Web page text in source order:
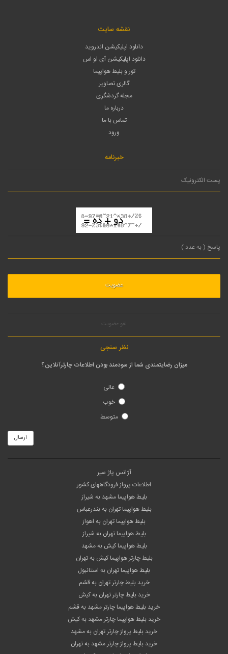
نقشه سایت
دانلود اپلیکیشن اندروید
دانلود اپلیکیشن آی او اس
تور و بلیط هواپیما
گالری تصاویر
مجله گردشگری
درباره ما
تماس با ما
ورود
خبرنامه
لغو عضویت
نظر سنجی
میزان رضایتمندی شما از سودمند بودن اطلاعات چارترآنلاین؟
عالی
خوب
متوسط
ارسال
آژانس پاژ سیر
اطلاعات پرواز فرودگاههای کشور
بلیط هواپیما مشهد به شیراز
بلیط هواپیما تهران به بندرعباس
بلیط هواپیما تهران به اهواز
بلیط هواپیما تهران به شیراز
بلیط هواپیما کیش به مشهد
بلیط چارتر هواپیما کیش به تهران
بلیط هواپیما تهران به استانبول
خرید بلیط چارتر تهران به قشم
خرید بلیط چارتر تهران به کیش
خرید بلیط هواپیما چارتر مشهد به قشم
خرید بلیط هواپیما چارتر مشهد به کیش
خرید بلیط پرواز چارتر تهران به مشهد
خرید بلیط پرواز چارتر مشهد به تهران